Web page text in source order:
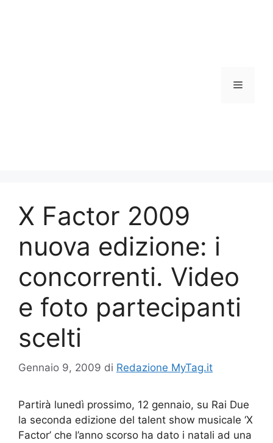
Menu
X Factor 2009
nuova edizione: i
concorrenti. Video
e foto partecipanti
scelti
Gennaio 9, 2009 di Redazione MyTag.it
Partirà lunedì prossimo, 12 gennaio, su Rai Due
la seconda edizione del talent show musicale ‘X
Factor’ che l’anno scorso ha dato i natali ad una